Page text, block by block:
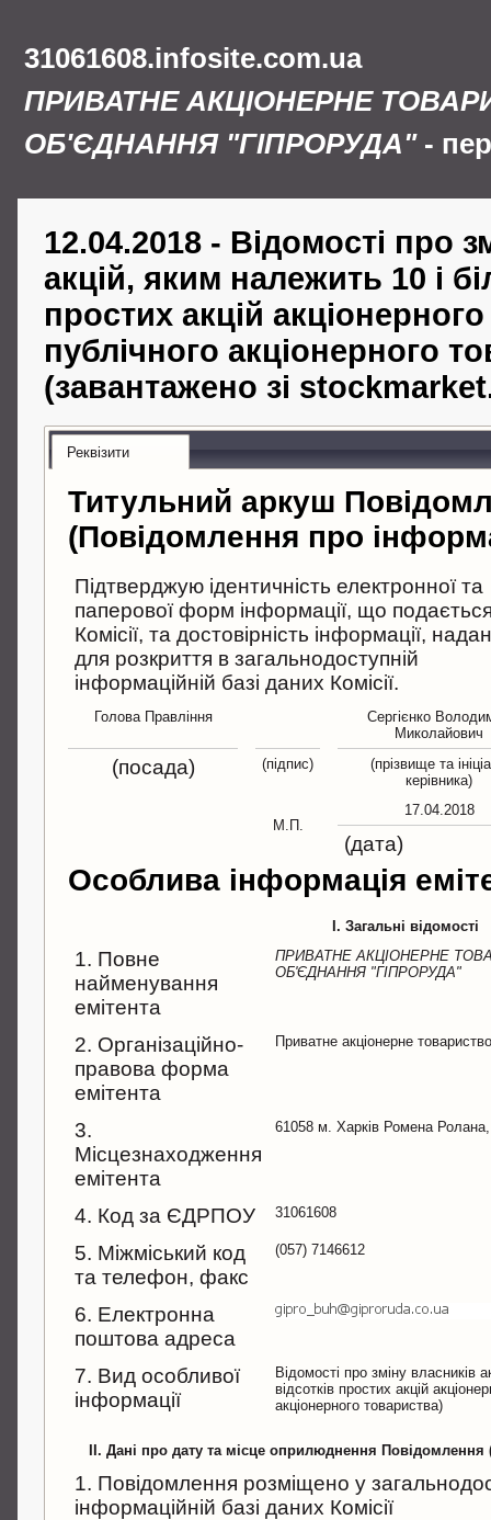
31061608.infosite.com.ua
ПРИВАТНЕ АКЦІОНЕРНЕ
ОБ'ЄДНАННЯ "ГІПРОРУДА"-
12.04.2018 - Відомості про
акцій, яким належить 10 і
простих акцій
публічного акціонерного
(завантажено зі
Реквізити
Титульний аркуш
(Повідомлення про
Підтверджую ідентичність електронної та
паперової форм інформації, що
Комісії, та достовірність інформації,
для розкриття в загальнодоступній
інформаційній базі даних Комісії.
Голова Правління
Сергієнко
Миколайович
(посада) (підпис)
(прізвище та
керівника)
М.П.
17.04.2018
(дата)
Особлива інформація
I. Загальні відомості
1. Повне
найменування
емітента
ПРИВАТНЕ АКЦІОНЕРНЕ
ОБ'ЄДНАННЯ "ГІПРОРУДА"
2. Організаційно-
правова форма
емітента
Приватне акціонерне
3.
Місцезнаходження
емітента
61058 м. Харків Ромена
4. Код за ЄДРПОУ 31061608
5. Міжміський код
та телефон, факс
(057) 7146612
6. Електронна
поштова адреса
7. Вид особливої
інформації
Відомості про зміну власників
відсотків простих акцій
акціонерного товариства)
II. Дані про дату та місце оприлюднення
1. Повідомлення розміщено у
інформаційній базі даних Комісії